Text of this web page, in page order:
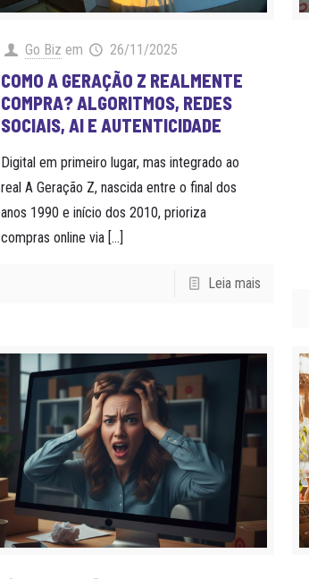
Go Biz em 26/11/2025
COMO A GERAÇÃO Z REALMENTE
COMPRA? ALGORITMOS, REDES
SOCIAIS, AI E AUTENTICIDADE
Digital em primeiro lugar, mas integrado ao
real A Geração Z, nascida entre o final dos
anos 1990 e início dos 2010, prioriza
compras online via […]
Leia mais